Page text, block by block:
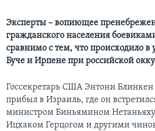
Эксперты – вопиющее
гражданского населения
сравнимо с тем, что происходило в
Буче и Ирпене при российской
Госсекретарь США Энтони Блинкен
прибыл в Израиль, где он
министром Биньямином
Ицхаком Герцогом и другими